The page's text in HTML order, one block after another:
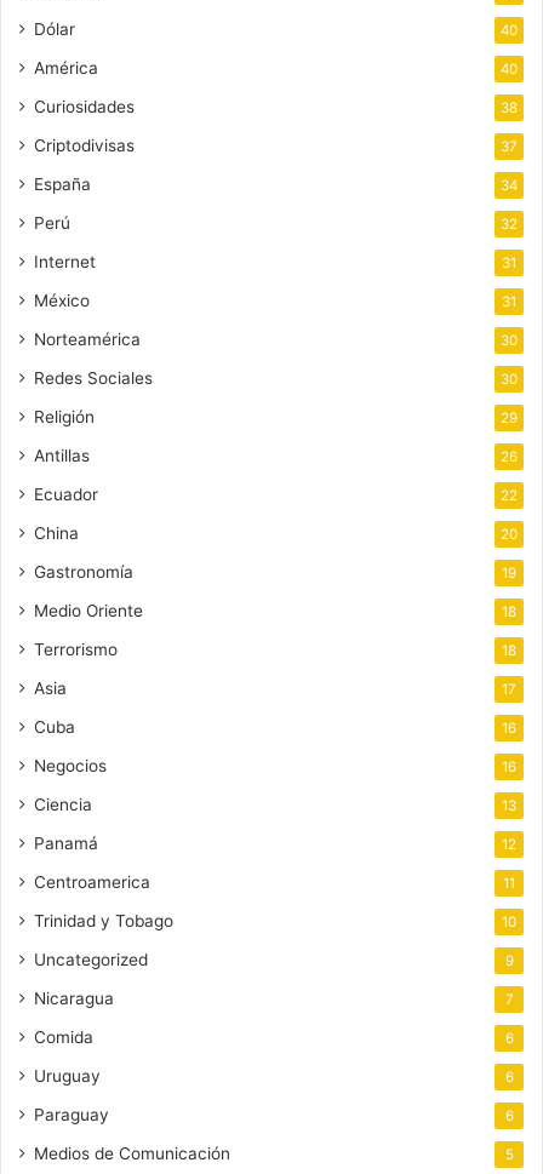
Dólar 40
América 40
Curiosidades 38
Criptodivisas 37
España 34
Perú 32
Internet 31
México 31
Norteamérica 30
Redes Sociales 30
Religión 29
Antillas 26
Ecuador 22
China 20
Gastronomía 19
Medio Oriente 18
Terrorismo 18
Asia 17
Cuba 16
Negocios 16
Ciencia 13
Panamá 12
Centroamerica 11
Trinidad y Tobago 10
Uncategorized 9
Nicaragua 7
Comida 6
Uruguay 6
Paraguay 6
Medios de Comunicación 5